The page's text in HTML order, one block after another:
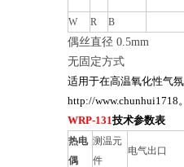
W R B
偶丝直径 0.5mm
无固定方式
适用于在高温氧化性气
http://www.chunhui1718
WRP-131技术参数表
热电
偶
测温元
件
电气出口